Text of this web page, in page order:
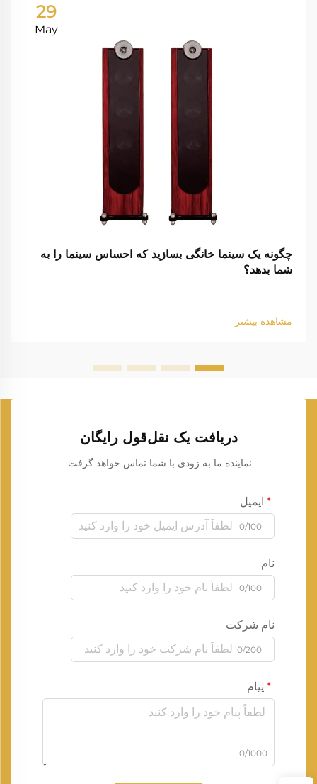
29
May
چگونه یک سینما خانگی بسازید که احساس سینما را به
شما بدهد؟
مشاهده بیشتر
دریافت یک نقل‌قول رایگان
نماینده ما به زودی با شما تماس خواهد گرفت.
ایمیل
0/100
نام
0/100
نام شرکت
0/200
پیام
0/1000